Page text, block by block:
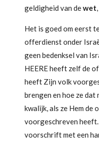
geldigheid van dewet
Het is goed om eerst
offerdienst onder
geen bedenksel van
HEERE heeft zelf de
heeft Zijn volk
brengen en hoe ze dat
kwalijk, als ze Hem de
voorgeschreven
voorschrift met een